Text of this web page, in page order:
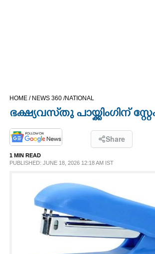
CINEMA
OPINION
PHOTOS
LIFESTYLE
SPIRITUAL
HOME / NEWS 360 /NATIONAL
ഭക്ഷ്യവസ്‌തു പായ്ക്കിംഗിന്
Share
1 MIN READ
PUBLISHED: JUNE 18, 2026 12:18 AM IST